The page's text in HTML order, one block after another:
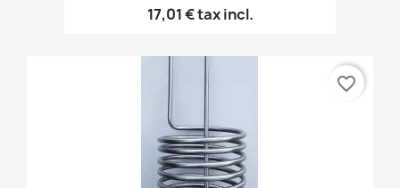
17,01 €tax incl.
favorite_border